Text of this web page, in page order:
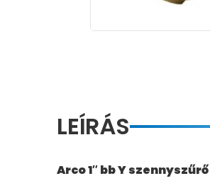
LEÍRÁS
Arco 1″ bb Y